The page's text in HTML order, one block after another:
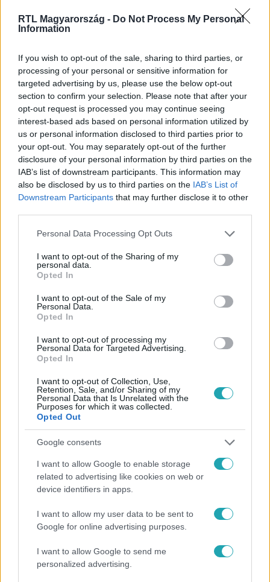
RTL Magyarország - Do Not Process My Personal
Information
If you wish to opt-out of the sale, sharing to third parties, or
processing of your personal or sensitive information for
targeted advertising by us, please use the below opt-out
section to confirm your selection. Please note that after your
opt-out request is processed you may continue seeing
interest-based ads based on personal information utilized by
us or personal information disclosed to third parties prior to
your opt-out. You may separately opt-out of the further
disclosure of your personal information by third parties on the
IAB’s list of downstream participants. This information may
also be disclosed by us to third parties on the IAB’s List of
Downstream Participants that may further disclose it to other
Please note that this website/app uses one or more Google
not limited to your visit or usage behaviour. You may click to
grant or deny consent to Google and its third-party tags to
use your data for below specified purposes in below Google
consent section.
Personal Data Processing Opt Outs
I want to opt-out of the Sharing of my
personal data.
Opted In
I want to opt-out of the Sale of my
Personal Data.
Opted In
I want to opt-out of processing my
Personal Data for Targeted Advertising.
Opted In
I want to opt-out of Collection, Use,
Retention, Sale, and/or Sharing of my
Personal Data that Is Unrelated with the
Purposes for which it was collected.
Opted Out
Google consents
I want to allow Google to enable storage
related to advertising like cookies on web or
device identifiers in apps.
I want to allow my user data to be sent to
Google for online advertising purposes.
I want to allow Google to send me
personalized advertising.
Kövess minket, és értesülj a friss hírekről a
Facebookon is!
Követem
LABDARÚGÁS
SZERZŐDÉSHOSSZABBÍTÁS OUSMANE DEMBÉLÉ
FRANCIA KUPA #PSG-ARSENAL